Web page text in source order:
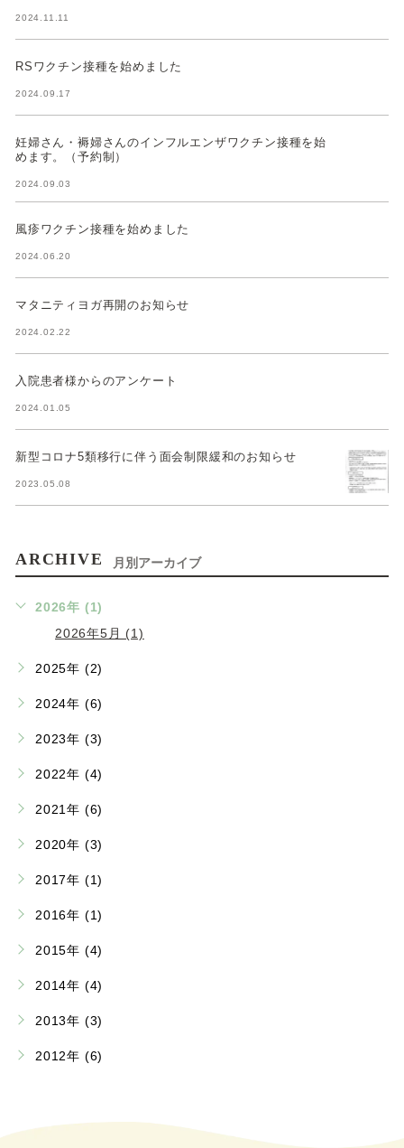
2024.11.11
RSワクチン接種を始めました
2024.09.17
妊婦さん・褥婦さんのインフルエンザワクチン接種を始
めます。（予約制）
2024.09.03
風疹ワクチン接種を始めました
2024.06.20
マタニティヨガ再開のお知らせ
2024.02.22
入院患者様からのアンケート
2024.01.05
新型コロナ5類移行に伴う面会制限緩和のお知らせ
2023.05.08
ARCHIVE 月別アーカイブ
2026年 (1)
2026年5月 (1)
2025年 (2)
2024年 (6)
2023年 (3)
2022年 (4)
2021年 (6)
2020年 (3)
2017年 (1)
2016年 (1)
2015年 (4)
2014年 (4)
2013年 (3)
2012年 (6)